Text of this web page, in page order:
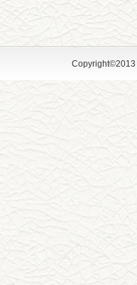
Copyright©2013